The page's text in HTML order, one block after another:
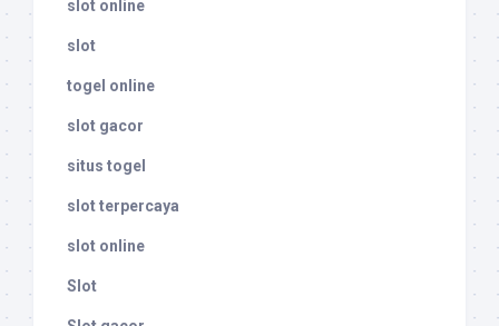
slot online
slot
togel online
slot gacor
situs togel
slot terpercaya
slot online
Slot